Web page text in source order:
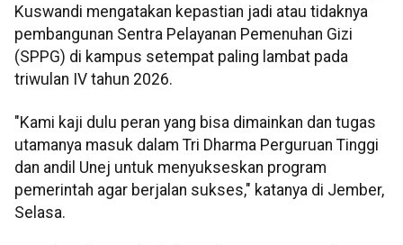
Kuswandi mengatakan kepastian jadi atau tidaknya
pembangunan Sentra Pelayanan Pemenuhan Gizi
(SPPG) di kampus setempat paling lambat pada
triwulan IV tahun 2026.
"Kami kaji dulu peran yang bisa dimainkan dan tugas
utamanya masuk dalam Tri Dharma Perguruan Tinggi
dan andil Unej untuk menyukseskan program
pemerintah agar berjalan sukses," katanya di Jember,
Selasa.